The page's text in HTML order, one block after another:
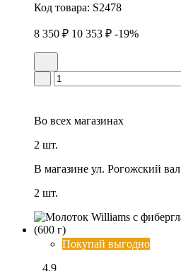
Код товара: S2478
8 350 ₽ 10 353 ₽ -19%
Во всех магазинах
2 шт.
В магазине ул. Рогожский вал
2 шт.
Покупай выгодно
4.9